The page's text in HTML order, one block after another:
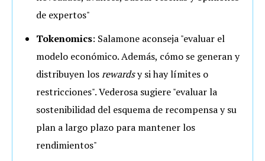
de expertos"
Tokenomics: Salamone aconseja "evaluar el
modelo económico. Además, cómo se generan y
distribuyen losrewardsy si hay límites o
restricciones". Vederosa sugiere "evaluar la
sostenibilidad del esquema de recompensa y su
plan a largo plazo para mantener los
rendimientos"